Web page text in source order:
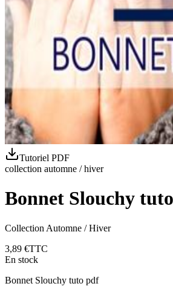
Tutoriel PDF
collection automne / hiver
Bonnet Slouchy
Collection Automne / Hiver
3,89 €TTC
En stock
Bonnet Slouchy tuto pdf